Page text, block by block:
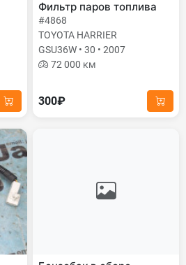
Фильтр паров топлива
#4868
TOYOTA HARRIER
GSU36W • 30 • 2007
72 000 км
300₽